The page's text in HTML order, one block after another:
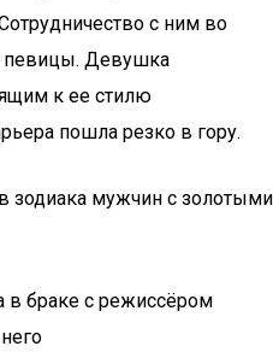
с ним во
певицы. Девушка
к ее стилю
пошла резко в гору.
зодиака мужчин с золотыми
в браке с режиссёром